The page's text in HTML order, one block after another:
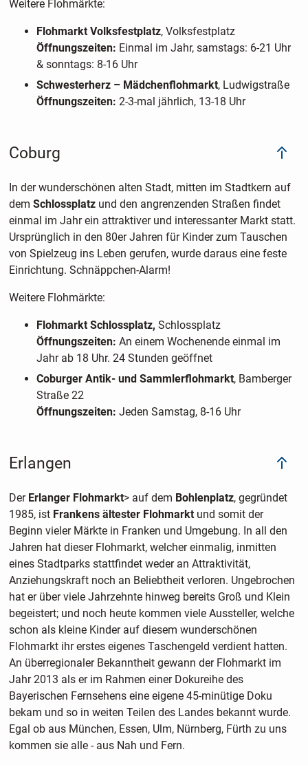
Weitere Flohmärkte:
Flohmarkt Volksfestplatz, Volksfestplatz
Öffnungszeiten: Einmal im Jahr, samstags: 6-21 Uhr
& sonntags: 8-16 Uhr
Schwesterherz – Mädchenflohmarkt, Ludwigstraße
Öffnungszeiten: 2-3-mal jährlich, 13-18 Uhr
Coburg
In der wunderschönen alten Stadt, mitten im Stadtkern auf
dem Schlossplatzund den angrenzenden Straßen findet
einmal im Jahr ein attraktiver und interessanter Markt statt.
Ursprünglich in den 80er Jahren für Kinder zum Tauschen
von Spielzeug ins Leben gerufen, wurde daraus eine feste
Einrichtung. Schnäppchen-Alarm!
Weitere Flohmärkte:
Flohmarkt Schlossplatz, Schlossplatz
Öffnungszeiten: An einem Wochenende einmal im
Jahr ab 18 Uhr. 24 Stunden geöffnet
Coburger Antik- und Sammlerflohmarkt, Bamberger
Straße 22
Öffnungszeiten: Jeden Samstag, 8-16 Uhr
Erlangen
Der Erlanger Flohmarkt> auf dem Bohlenplatz, gegründet
1985, ist Frankens ältester Flohmarktund somit der
Beginn vieler Märkte in Franken und Umgebung. In all den
Jahren hat dieser Flohmarkt, welcher einmalig, inmitten
eines Stadtparks stattfindet weder an Attraktivität,
Anziehungskraft noch an Beliebtheit verloren. Ungebrochen
hat er über viele Jahrzehnte hinweg bereits Groß und Klein
begeistert; und noch heute kommen viele Aussteller, welche
schon als kleine Kinder auf diesem wunderschönen
Flohmarkt ihr erstes eigenes Taschengeld verdient hatten.
An überregionaler Bekanntheit gewann der Flohmarkt im
Jahr 2013 als er im Rahmen einer Dokureihe des
Bayerischen Fernsehens eine eigene 45-minütige Doku
bekam und so in weiten Teilen des Landes bekannt wurde.
Egal ob aus München, Essen, Ulm, Nürnberg, Fürth zu uns
kommen sie alle - aus Nah und Fern.